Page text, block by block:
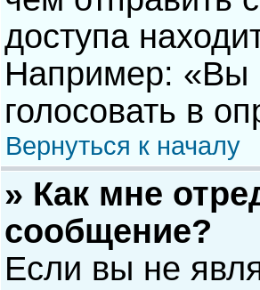
доступа
Например: «Вы
голосовать в
Вернуться к началу
» Как мне
сообщение?
Если вы не